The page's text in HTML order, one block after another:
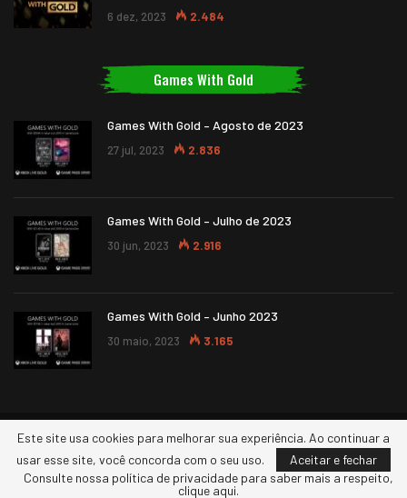
6 dez, 2023 2.484
Games With Gold
Games With Gold – Agosto de 2023
27 jul, 2023 2.836
Games With Gold – Julho de 2023
30 jun, 2023 2.916
Games With Gold – Junho 2023
30 maio, 2023 3.165
© 2026 - XBOXERS. Todos os direitos reservados.
Este site usa cookies para melhorar sua experiência. Ao continuar a
usar esse site, você concorda com o seu uso.
Aceitar e fechar
Consulte nossa política de privacidade para saber mais a respeito,
clique aqui.